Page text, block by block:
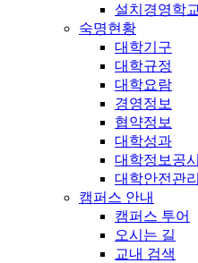
설치경영학교
숙명현황
대학기구
대학규정
대학요람
경영정보
협약정보
대학성과
대학정보공시
대학안전관리
캠퍼스 안내
캠퍼스 투어
오시는 길
교내 검색